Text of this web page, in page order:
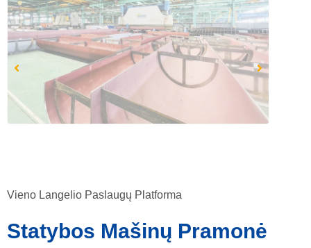
Vieno Langelio Paslaugų Platforma
Statybos Mašinų Pramonė